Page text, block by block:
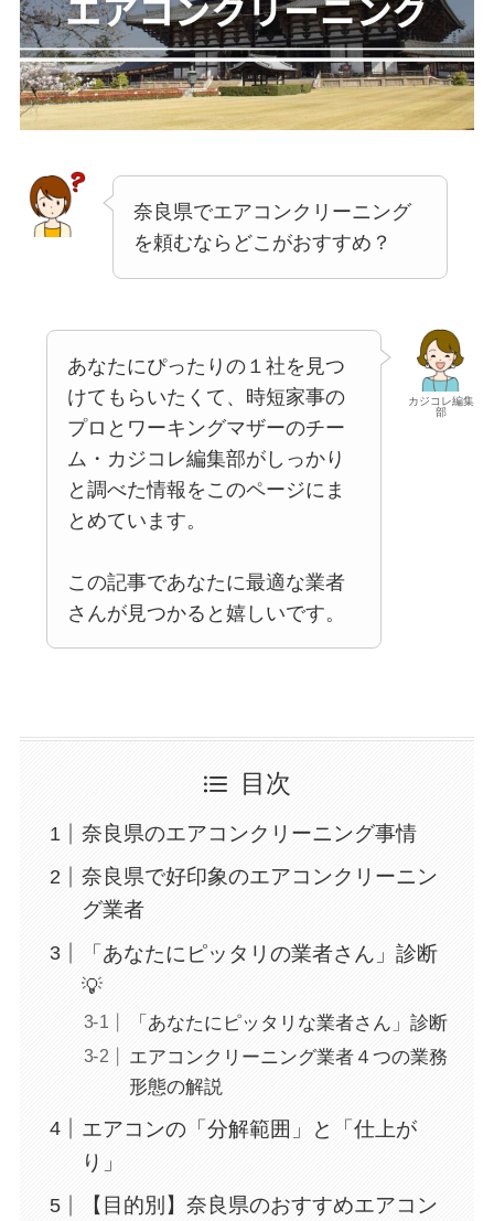
奈良県でエアコンクリーニング
を頼むならどこがおすすめ？
カジコレ編集
部
あなたにぴったりの１社を見つ
けてもらいたくて、時短家事の
プロとワーキングマザーのチー
ム・カジコレ編集部がしっかり
と調べた情報をこのページにま
とめています。
この記事であなたに最適な業者
さんが見つかると嬉しいです。
目次
奈良県のエアコンクリーニング事情
奈良県で好印象のエアコンクリーニン
グ業者
「あなたにピッタリの業者さん」診断
💡
「あなたにピッタリな業者さん」診断
エアコンクリーニング業者４つの業務
形態の解説
エアコンの「分解範囲」と「仕上が
り」
【目的別】奈良県のおすすめエアコン